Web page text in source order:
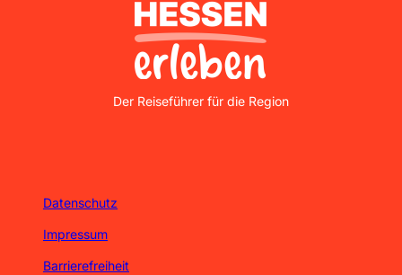
Nordhessen Erleben
Der Reiseführer für die Region
Datenschutz
Impressum
Barrierefreiheit